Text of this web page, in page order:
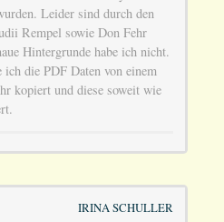
Leider sind durch den
Rempel sowie Don Fehr
Hintergrunde habe ich nicht.
ich die PDF Daten von einem
kopiert und diese soweit wie
IRINA SCHULLER